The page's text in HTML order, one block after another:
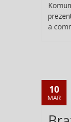
a
10
MAR